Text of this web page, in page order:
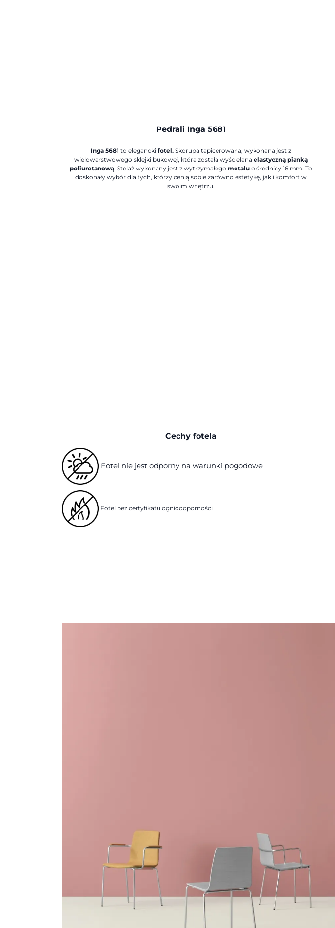
Pedrali Inga 5681
Inga 5681 to elegancki fotel. Skorupa tapicerowana, wykonana jest z
wielowarstwowego sklejki bukowej, która została wyścielana elastyczną pianką
poliuretanową. Stelaż wykonany jest z wytrzymałego metalu o średnicy 16 mm. To
doskonały wybór dla tych, którzy cenią sobie zarówno estetykę, jak i komfort w
swoim wnętrzu.
Cechy fotela
Fotel nie jest odporny na warunki pogodowe
Fotel bez certyfikatu ognioodporności